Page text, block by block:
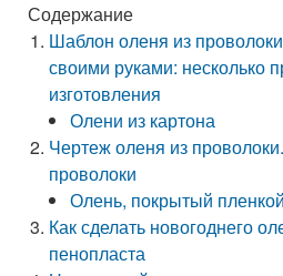
Содержание
Шаблон оленя из
своими руками: несколько
изготовления
Олени из картона
Чертеж оленя из
проволоки
Олень, покрытый пленкой
Как сделать новогоднего
пенопласта